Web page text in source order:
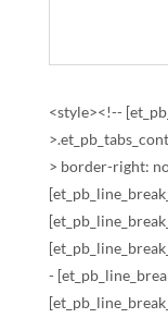
<style><!--
> border-right:
-